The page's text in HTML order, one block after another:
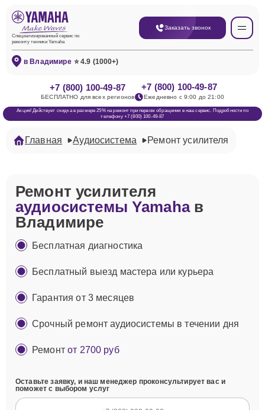
Специализированный сервис по
ремонту техники Yamaha
Заказать звонок
в Владимире ⭐ 4.9 (1000+)
+7 (800) 100-49-87
БЕСПЛАТНО для всех регионов
+7 (800) 100-49-87
Ежедневно с 9:00 до 21:00
Акция! Действует скидка в размере 25% на ремонт при первом обращении в наш сервис. Подробности по
телефону +7 (800) 100-49-87
Главная Аудиосистема Ремонт усилителя
Ремонт усилителя
аудиосистемы Yamahaв
Владимире
Бесплатная диагностика
Бесплатный выезд мастера или курьера
Гарантия от 3 месяцев
Срочный ремонт аудиосистемы в течении дня
Ремонтот 2700 руб
Оставьте заявку, и наш менеджер проконсультирует вас и
поможет с выбором услуг